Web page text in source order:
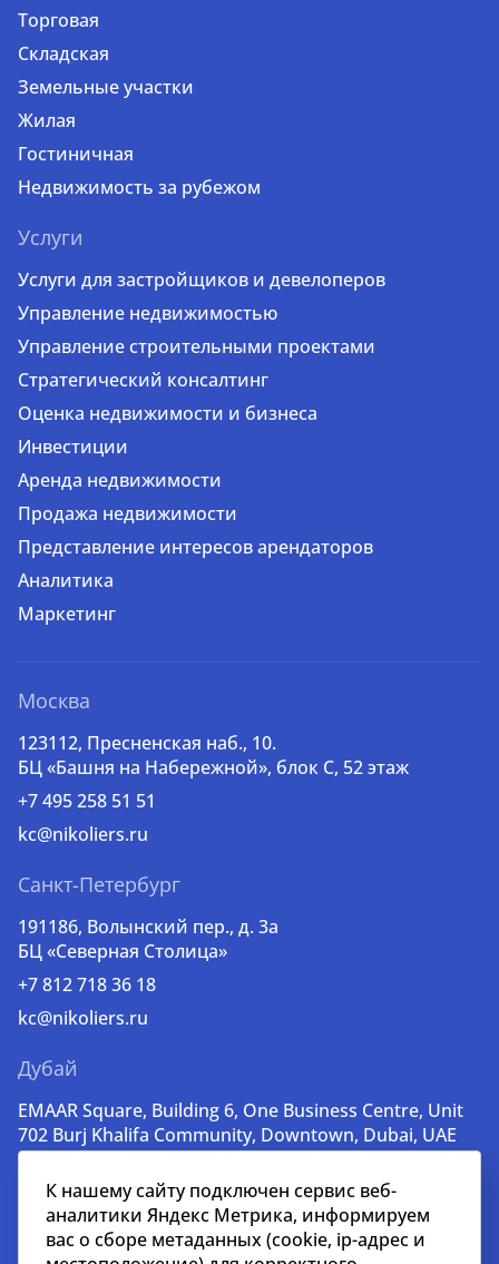
Торговая
Складская
Земельные участки
Жилая
Гостиничная
Недвижимость за рубежом
Услуги
Услуги для застройщиков и девелоперов
Управление недвижимостью
Управление строительными проектами
Стратегический консалтинг
Оценка недвижимости и бизнеса
Инвестиции
Аренда недвижимости
Продажа недвижимости
Представление интересов арендаторов
Аналитика
Маркетинг
Москва
123112, Пресненская наб., 10.
БЦ «Башня на Набережной», блок С, 52 этаж
+7 495 258 51 51
kc@nikoliers.ru
Санкт-Петербург
191186, Волынский пер., д. 3a
БЦ «Северная Столица»
+7 812 718 36 18
kc@nikoliers.ru
Дубай
EMAAR Square, Building 6, One Business Centre, Unit
702 Burj Khalifa Community, Downtown, Dubai, UAE
lead@nikoliers-global.com
К нашему сайту подключен сервис веб-
аналитики Яндекс Метрика, информируем
вас о сборе метаданных (cookie, ip-адрес и